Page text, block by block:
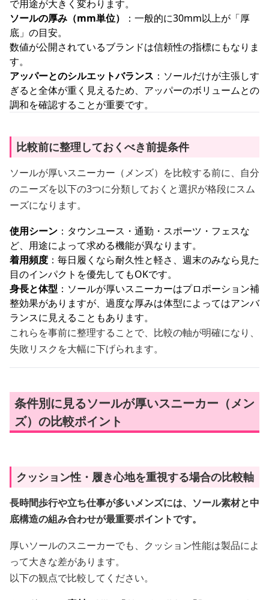
で用途が大きく変わります。
ソールの厚み（mm単位）
：一般的に30mm以上が「厚
底」の目安。
数値が公開されているブランドは信頼性の指標にもなりま
す。
アッパーとのシルエットバランス ：ソールだけが主張しす
ぎると全体が重く見えるため、アッパーのボリュームとの
調和を確認することが重要です。
比較前に整理しておくべき前提条件
ソールが厚いスニーカー（メンズ）を比較する前に、自分
のニーズを以下の3つに分類しておくと選択が格段にスム
ーズになります。
使用シーン ：タウンユース・通勤・スポーツ・フェスな
ど、用途によって求める機能が異なります。
着用頻度 ：毎日履くなら耐久性と軽さ、週末のみなら見た
目のインパクトを優先してもOKです。
身長と体型 ：ソールが厚いスニーカーはプロポーション補
整効果がありますが、過度な厚みは体型によってはアンバ
ランスに見えることもあります。
これらを事前に整理することで、比較の軸が明確になり、
失敗リスクを大幅に下げられます。
条件別に見るソールが厚いスニーカー（メン
ズ）の比較ポイント
クッション性・履き心地を重視する場合の比較軸
長時間歩行や立ち仕事が多いメンズには、ソール素材と中
底構造の組み合わせが最重要ポイントです。
厚いソールのスニーカーでも、クッション性能は製品によ
って大きな差があります。
以下の観点で比較してください。